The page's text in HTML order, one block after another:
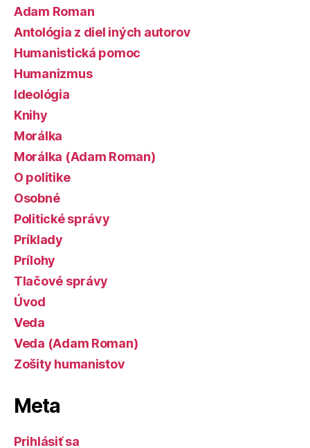
Adam Roman
Antológia z diel iných autorov
Humanistická pomoc
Humanizmus
Ideológia
Knihy
Morálka
Morálka (Adam Roman)
O politike
Osobné
Politické správy
Príklady
Prílohy
Tlačové správy
Úvod
Veda
Veda (Adam Roman)
Zošity humanistov
Meta
Prihlásiť sa